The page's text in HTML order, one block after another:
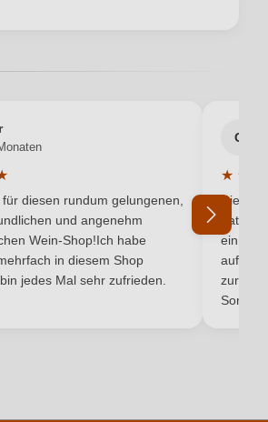
Dessert, Pasta, Reisgerichte
Monastrell
1,9 g/L
Ich habe mein Passwort vergessen
Bewertung von 5 von 5 Sternen
diesen rundum gelungenen,
und angenehm
Wein-Shop!Ich habe
in diesem Shop
jedes Mal sehr zufrieden.
G
★ ★
Die
hat
einmal
auf
zurück
Son...